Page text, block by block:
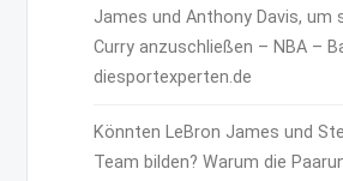
James und Anthony Davis, um
Curry anzuschließen – NBA –
diesportexperten.de
Könnten LeBron James und
Team bilden? Warum die